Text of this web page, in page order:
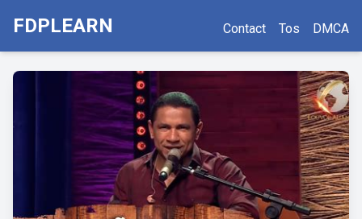
FDPLEARN Contact Tos DMCA